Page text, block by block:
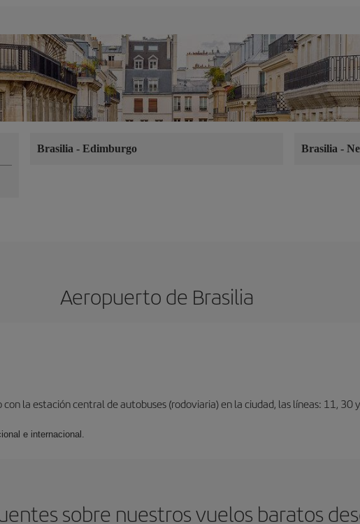
Brasilia - Edimburgo Brasilia-
Aeropuerto de Brasilia
la estación central de autobuses (rodoviaria) en la ciudad, las líneas: 11, 30
e internacional.
sobre nuestros vuelos baratos